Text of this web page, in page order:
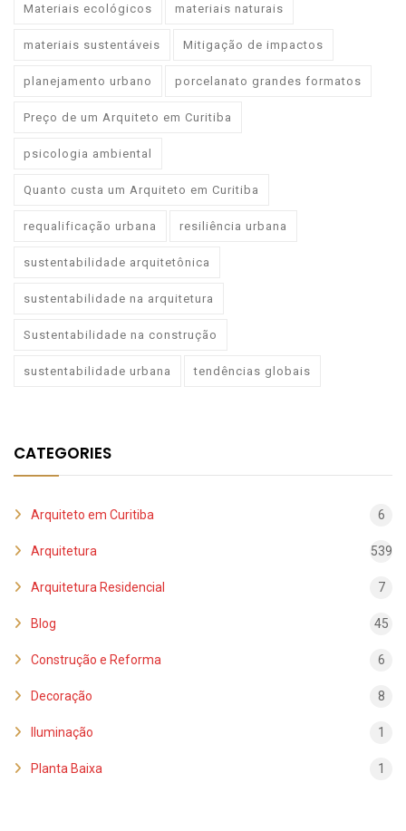
Materiais ecológicos materiais naturais
materiais sustentáveis Mitigação de impactos
planejamento urbano porcelanato grandes formatos
Preço de um Arquiteto em Curitiba
psicologia ambiental
Quanto custa um Arquiteto em Curitiba
requalificação urbana resiliência urbana
sustentabilidade arquitetônica
sustentabilidade na arquitetura
Sustentabilidade na construção
sustentabilidade urbana tendências globais
CATEGORIES
Arquiteto em Curitiba 6
Arquitetura 539
Arquitetura Residencial 7
Blog 45
Construção e Reforma 6
Decoração 8
Iluminação 1
Planta Baixa 1